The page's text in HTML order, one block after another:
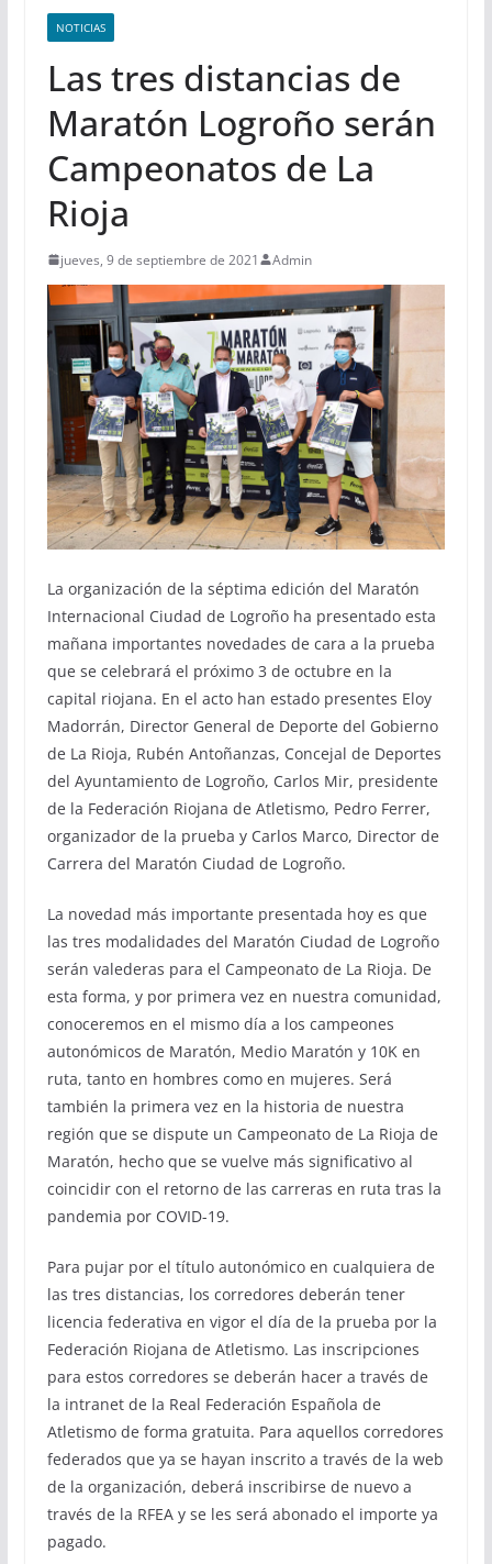
NOTICIAS
Las tres distancias de
Maratón Logroño serán
Campeonatos de La
Rioja
jueves, 9 de septiembre de 2021 Admin
La organización de la séptima edición del Maratón
Internacional Ciudad de Logroño ha presentado esta
mañana importantes novedades de cara a la prueba
que se celebrará el próximo 3 de octubre en la
capital riojana. En el acto han estado presentes Eloy
Madorrán, Director General de Deporte del Gobierno
de La Rioja, Rubén Antoñanzas, Concejal de Deportes
del Ayuntamiento de Logroño, Carlos Mir, presidente
de la Federación Riojana de Atletismo, Pedro Ferrer,
organizador de la prueba y Carlos Marco, Director de
Carrera del Maratón Ciudad de Logroño.
La novedad más importante presentada hoy es que
las tres modalidades del Maratón Ciudad de Logroño
serán valederas para el Campeonato de La Rioja. De
esta forma, y por primera vez en nuestra comunidad,
conoceremos en el mismo día a los campeones
autonómicos de Maratón, Medio Maratón y 10K en
ruta, tanto en hombres como en mujeres. Será
también la primera vez en la historia de nuestra
región que se dispute un Campeonato de La Rioja de
Maratón, hecho que se vuelve más significativo al
coincidir con el retorno de las carreras en ruta tras la
pandemia por COVID-19.
Para pujar por el título autonómico en cualquiera de
las tres distancias, los corredores deberán tener
licencia federativa en vigor el día de la prueba por la
Federación Riojana de Atletismo. Las inscripciones
para estos corredores se deberán hacer a través de
la intranet de la Real Federación Española de
Atletismo de forma gratuita. Para aquellos corredores
federados que ya se hayan inscrito a través de la web
de la organización, deberá inscribirse de nuevo a
través de la RFEA y se les será abonado el importe ya
pagado.